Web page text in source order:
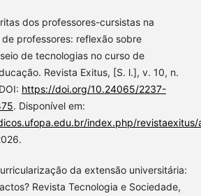
dos professores-cursistas na
professores: reflexão sobre
de tecnologias no curso de
Revista Exitus, [S. l.], v. 10, n.
https://doi.org/10.24065/2237-
. Disponível em:
index.php/
da extensão universitária:
Revista Tecnologia e Sociedade,